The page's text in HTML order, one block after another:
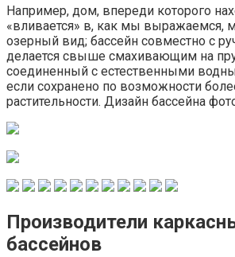
Например, дом, впереди которого
«вливается» в, как мы выражаемся,
озерный вид; бассейн совместно с
делается свыше смахивающим на
соединенный с естественными
если сохранено по возможности
растительности. Дизайн бассейна
Производители
бассейнов